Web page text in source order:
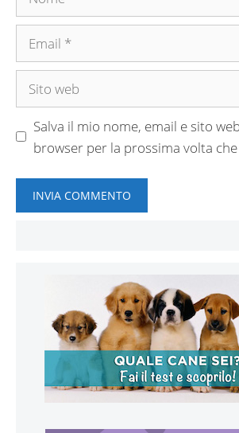
Salva il mio nome, email e sito
browser per la prossima volta